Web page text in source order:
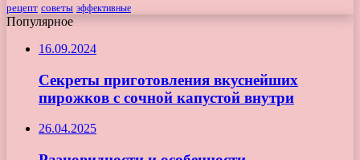
рецепт советы эффективные
Популярное
16.09.2024
Секреты приготовления вкуснейших
пирожков с сочной капустой внутри
26.04.2025